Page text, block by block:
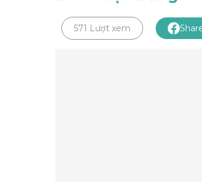
571 Lượt xem